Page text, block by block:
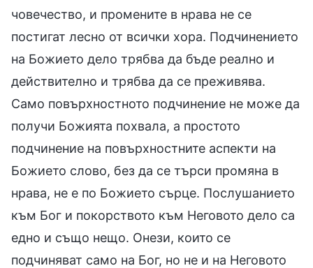
човечество, и промените в нрава не се
постигат лесно от всички хора. Подчинението
на Божието дело трябва да бъде реално и
действително и трябва да се преживява.
Само повърхностното подчинение не може да
получи Божията похвала, а простото
подчинение на повърхностните аспекти на
Божието слово, без да се търси промяна в
нрава, не е по Божието сърце. Послушанието
към Бог и покорството към Неговото дело са
едно и също нещо. Онези, които се
подчиняват само на Бог, но не и на Неговото